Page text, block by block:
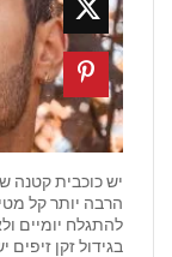
יש כוכבית קטנה
הרבה יותר קל
להתגלח יומיים
בגידול זקן זיפים